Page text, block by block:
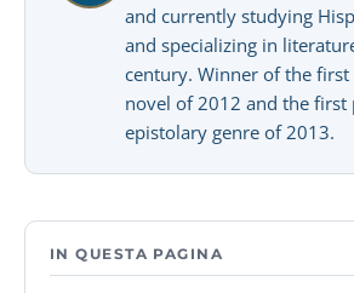
and currently studying
and specializing in
century. Winner of the
novel of 2012 and the first
epistolary genre of 2013.
IN QUESTA PAGINA